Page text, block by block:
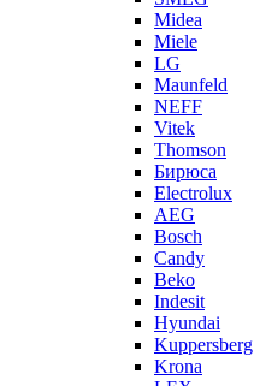
Midea
Miele
LG
Maunfeld
NEFF
Vitek
Thomson
Бирюса
Electrolux
AEG
Bosch
Candy
Beko
Indesit
Hyundai
Kuppersberg
Krona